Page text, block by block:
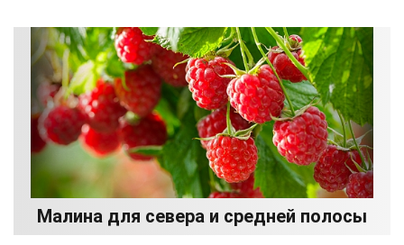
Малина для севера и средней полосы